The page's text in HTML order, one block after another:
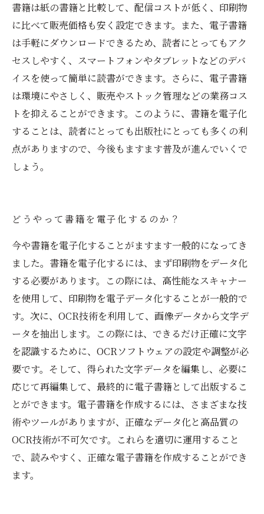
書籍は紙の書籍と比較して、配信コストが低く、印刷物
に比べて販売価格も安く設定できます。また、電子書籍
は手軽にダウンロードできるため、読者にとってもアク
セスしやすく、スマートフォンやタブレットなどのデバ
イスを使って簡単に読書ができます。さらに、電子書籍
は環境にやさしく、販売やストック管理などの業務コス
トを抑えることができます。このように、書籍を電子化
することは、読者にとっても出版社にとっても多くの利
点がありますので、今後もますます普及が進んでいくで
しょう。
どうやって書籍を電子化するのか？
今や書籍を電子化することがますます一般的になってき
ました。書籍を電子化するには、まず印刷物をデータ化
する必要があります。この際には、高性能なスキャナー
を使用して、印刷物を電子データ化することが一般的で
す。次に、OCR技術を利用して、画像データから文字デ
ータを抽出します。この際には、できるだけ正確に文字
を認識するために、OCRソフトウェアの設定や調整が必
要です。そして、得られた文字データを編集し、必要に
応じて再編集して、最終的に電子書籍として出版するこ
とができます。電子書籍を作成するには、さまざまな技
術やツールがありますが、正確なデータ化と高品質の
OCR技術が不可欠です。これらを適切に運用すること
で、読みやすく、正確な電子書籍を作成することができ
ます。